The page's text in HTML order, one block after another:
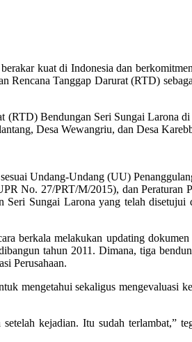
kuat di Indonesia dan
Tanggap Darurat (RTD)
(RTD) Bendungan Seri Sungai
Desa Wewangriu, dan Desa
Undang-Undang (UU)
No. 27/PRT/M/2015), dan Peraturan
Sungai Larona yang telah
berkala melakukan updating
tahun 2011. Dimana, tiga
Perusahaan.
mengetahui sekaligus mengevaluasi
kejadian. Itu sudah terlambat,”